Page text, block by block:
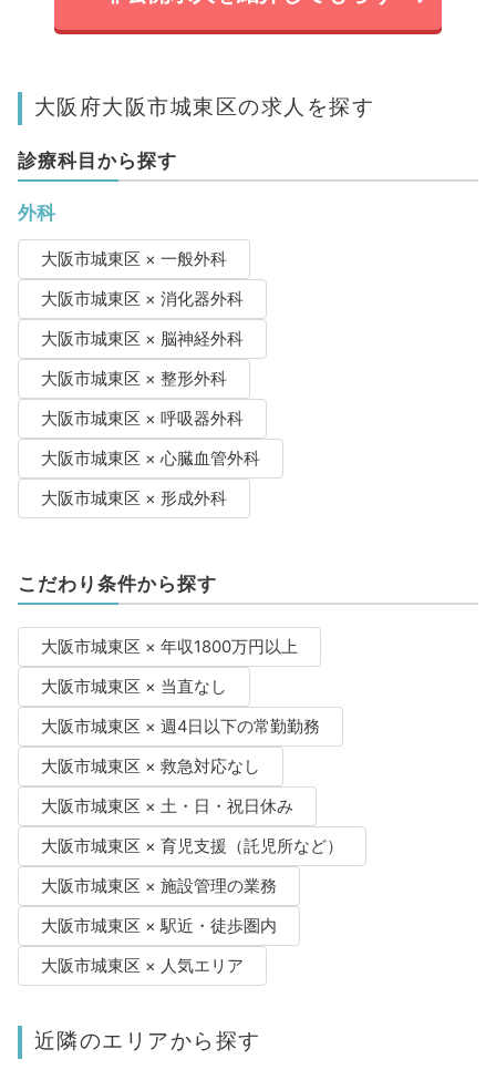
大阪府大阪市城東区の求人を探す
診療科目から探す
外科
大阪市城東区 × 一般外科
大阪市城東区 × 消化器外科
大阪市城東区 × 脳神経外科
大阪市城東区 × 整形外科
大阪市城東区 × 呼吸器外科
大阪市城東区 × 心臓血管外科
大阪市城東区 × 形成外科
こだわり条件から探す
大阪市城東区 × 年収1800万円以上
大阪市城東区 × 当直なし
大阪市城東区 × 週4日以下の常勤勤務
大阪市城東区 × 救急対応なし
大阪市城東区 × 土・日・祝日休み
大阪市城東区 × 育児支援（託児所など）
大阪市城東区 × 施設管理の業務
大阪市城東区 × 駅近・徒歩圏内
大阪市城東区 × 人気エリア
近隣のエリアから探す